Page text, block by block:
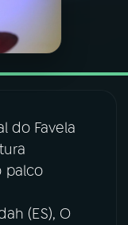
do Favela
palco
(ES), O